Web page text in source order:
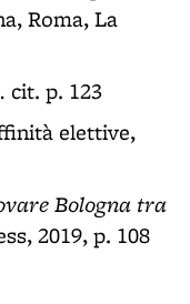
Roma, La
cit. p. 123
elettive,
Bologna tra
2019, p. 108